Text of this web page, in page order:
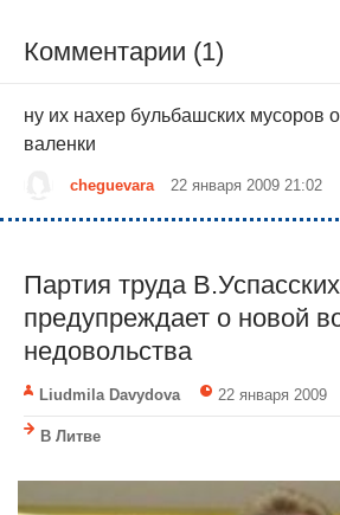
Комментарии (1)
ну их нахер бульбашских мусоров
валенки
cheguevara 22 января 2009 21:02
Партия труда В.Успасских
предупреждает о новой
недовольства
Liudmila Davydova 22 января 2009
В Литве